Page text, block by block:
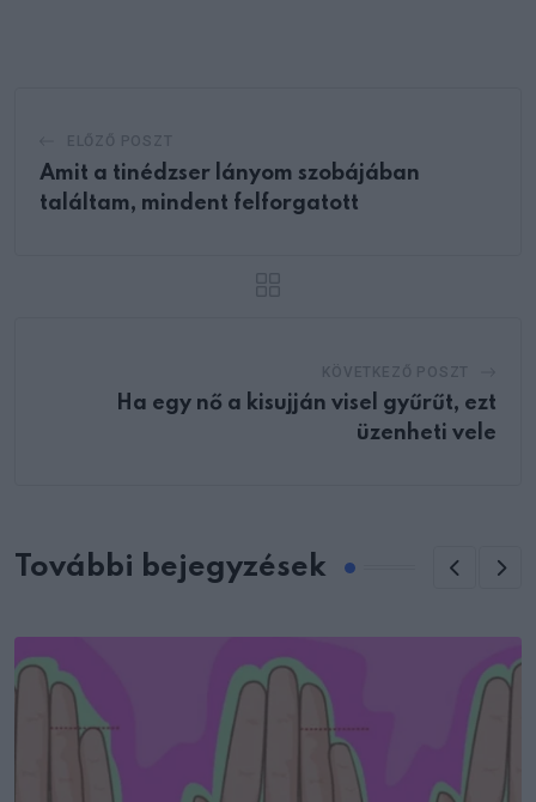
Amit a tinédzser lányom szobájában
találtam, mindent felforgatott
Ha egy nő a kisujján visel gyűrűt, ezt
üzenheti vele
További bejegyzések